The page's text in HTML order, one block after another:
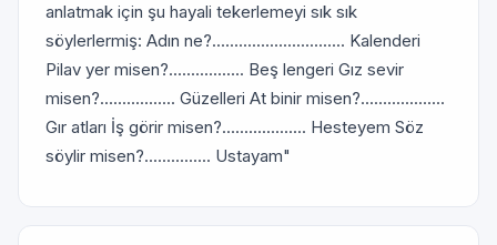
anlatmak için şu hayali tekerlemeyi sık sık
söylerlermiş: Adın ne?.............................. Kalenderi
Pilav yer misen?................. Beş lengeri Gız sevir
misen?................. Güzelleri At binir misen?...................
Gır atları İş görir misen?................... Hesteyem Söz
söylir misen?............... Ustayam"